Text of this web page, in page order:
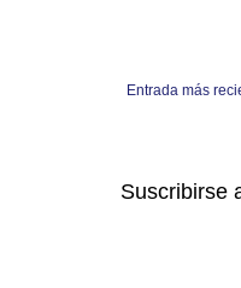
Entrada más
Suscribirse